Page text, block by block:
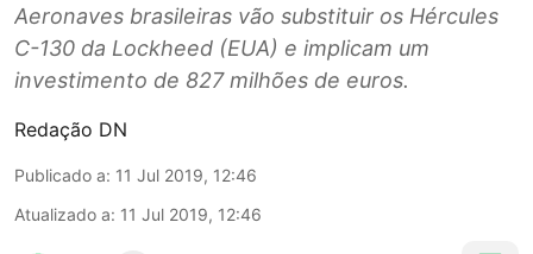
Aeronaves brasileiras vão substituir os Hércules
C-130 da Lockheed (EUA) e implicam um
investimento de 827 milhões de euros.
Redação DN
Publicado a: 11 Jul 2019, 12:46
Atualizado a: 11 Jul 2019, 12:46